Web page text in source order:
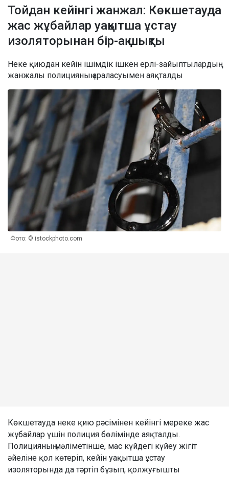
Тойдан кейінгі жанжал: Көкшетауда
жас жұбайлар уақытша ұстау
изоляторынан бір-ақ шықты
Неке қиюдан кейін ішімдік ішкен ерлі-зайыптылардың
жанжалы полицияның араласуымен аяқталды
Фото: © istockphoto.com
Көкшетауда неке қию рәсімінен кейінгі мереке жас
жұбайлар үшін полиция бөлімінде аяқталды.
Полицияның мәліметінше, мас күйдегі күйеу жігіт
әйеліне қол көтеріп, кейін уақытша ұстау
изоляторында да тәртіп бұзып, қолжуғышты